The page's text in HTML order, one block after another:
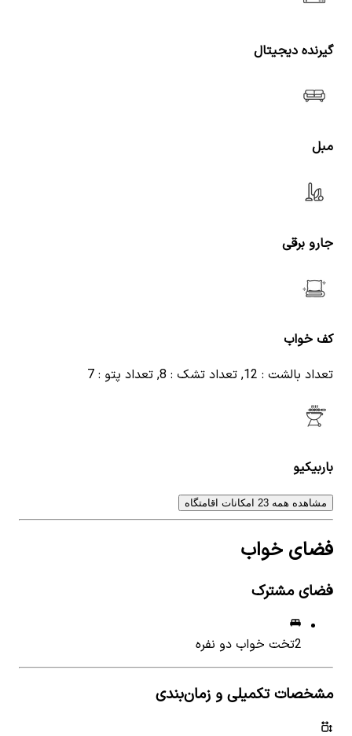
گیرنده دیجیتال
مبل
جارو برقی
کف خواب
تعداد بالشت : 12, تعداد تشک : 8, تعداد پتو : 7
باربیکیو
مشاهده همه 23 امکانات اقامتگاه
فضای خواب
فضای مشترک
2تخت خواب دو نفره
مشخصات تکمیلی و زمان‌بندی